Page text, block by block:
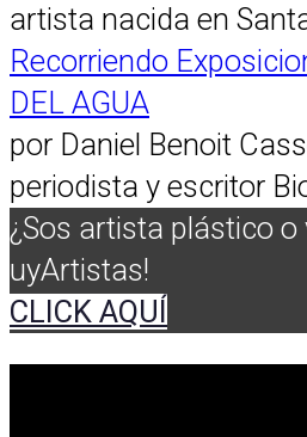
artista nacida en
Recorriendo
DEL AGUA
por Daniel Benoit
periodista y escritor
¿Sos artista plástico o
uyArtistas!
CLICK AQUÍ